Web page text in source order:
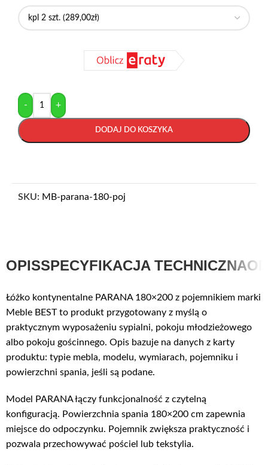
- +
DODAJ DO KOSZYKA
SKU: MB-parana-180-poj
OPISSPECYFIKACJA TECHNICZNA
Łóżko kontynentalne PARANA 180×200 z pojemnikiem marki
Meble BEST to produkt przygotowany z myślą o
praktycznym wyposażeniu sypialni, pokoju młodzieżowego
albo pokoju gościnnego. Opis bazuje na danych z karty
produktu: typie mebla, modelu, wymiarach, pojemniku i
powierzchni spania, jeśli są podane.
Model PARANA łączy funkcjonalność z czytelną
konfiguracją. Powierzchnia spania 180×200 cm zapewnia
miejsce do odpoczynku. Pojemnik zwiększa praktyczność i
pozwala przechowywać pościel lub tekstylia.